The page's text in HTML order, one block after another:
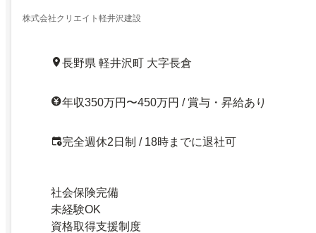
株式会社クリエイト軽井沢建設
長野県 軽井沢町 大字長倉
年収350万円〜450万円 / 賞与・昇給あり
完全週休2日制 / 18時までに退社可
社会保険完備
未経験OK
資格取得支援制度